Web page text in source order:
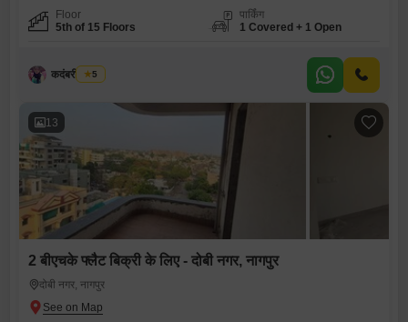
Floor
5th of 15 Floors
पार्किंग
1 Covered + 1 Open
कदंबरी मेश्राम
5
13
2 बीएचके फ्लैट बिक्री के लिए - दोबी नगर, नागपुर
दोबी नगर, नागपुर